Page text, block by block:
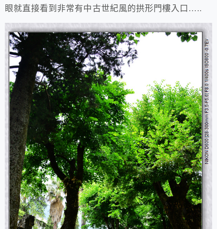
眼就直接看到非常有中古世紀風的拱形門樓入口…..